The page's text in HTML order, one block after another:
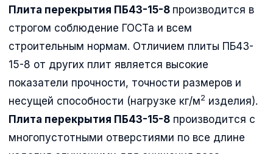
Плита перекрытия ПБ43-15-8 производится в
строгом соблюдение ГОСТа и всем
строительным нормам. Отличием плиты ПБ43-
15-8 от других плит является высокие
показатели прочности, точности размеров и
несущей способности (нагрузке кг/м2 изделия).
Плита перекрытия ПБ43-15-8 производится с
многопустотными отверстиями по все длине